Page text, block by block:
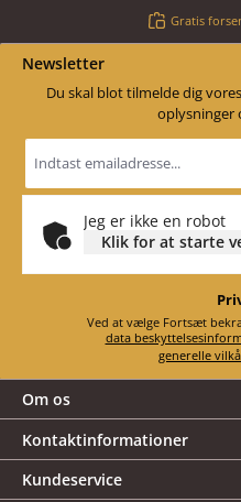
Gratis
Newsletter
Du skal blot tilmelde dig
oplysninger
adresse
Jeg er ikke en robot
Klik for at starte
data
generelle
Om os
Kontaktinformationer
Kundeservice